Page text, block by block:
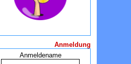
Anmeldung
Anmeldename